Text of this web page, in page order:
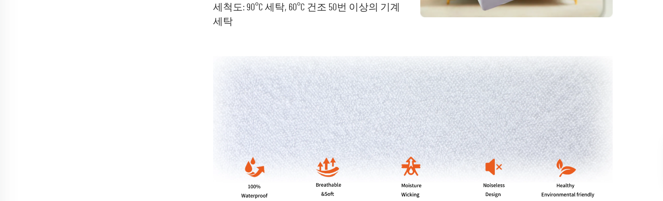
세척도: 90°C 세탁, 60°C 건조 50번 이상의 기계
세탁